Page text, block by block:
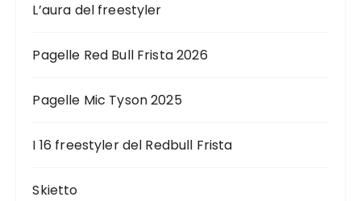
L’aura del freestyler
Pagelle Red Bull Frista 2026
Pagelle Mic Tyson 2025
I 16 freestyler del Redbull Frista
Skietto